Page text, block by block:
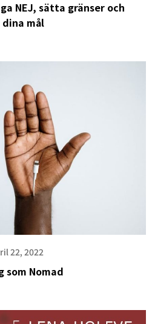
NEJ, sätta gränser och
dina mål
22, 2022
som Nomad